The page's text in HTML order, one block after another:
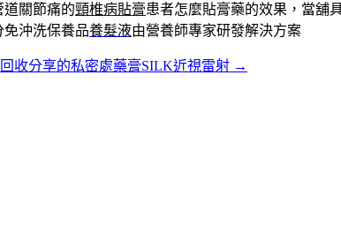
關節痛的頸椎病貼膏患者怎麼貼膏藥的效果，當舖
沖洗保養品養髮液由營養師專家研發解決方案
收分享的私密處藥膏SILK近視雷射 →